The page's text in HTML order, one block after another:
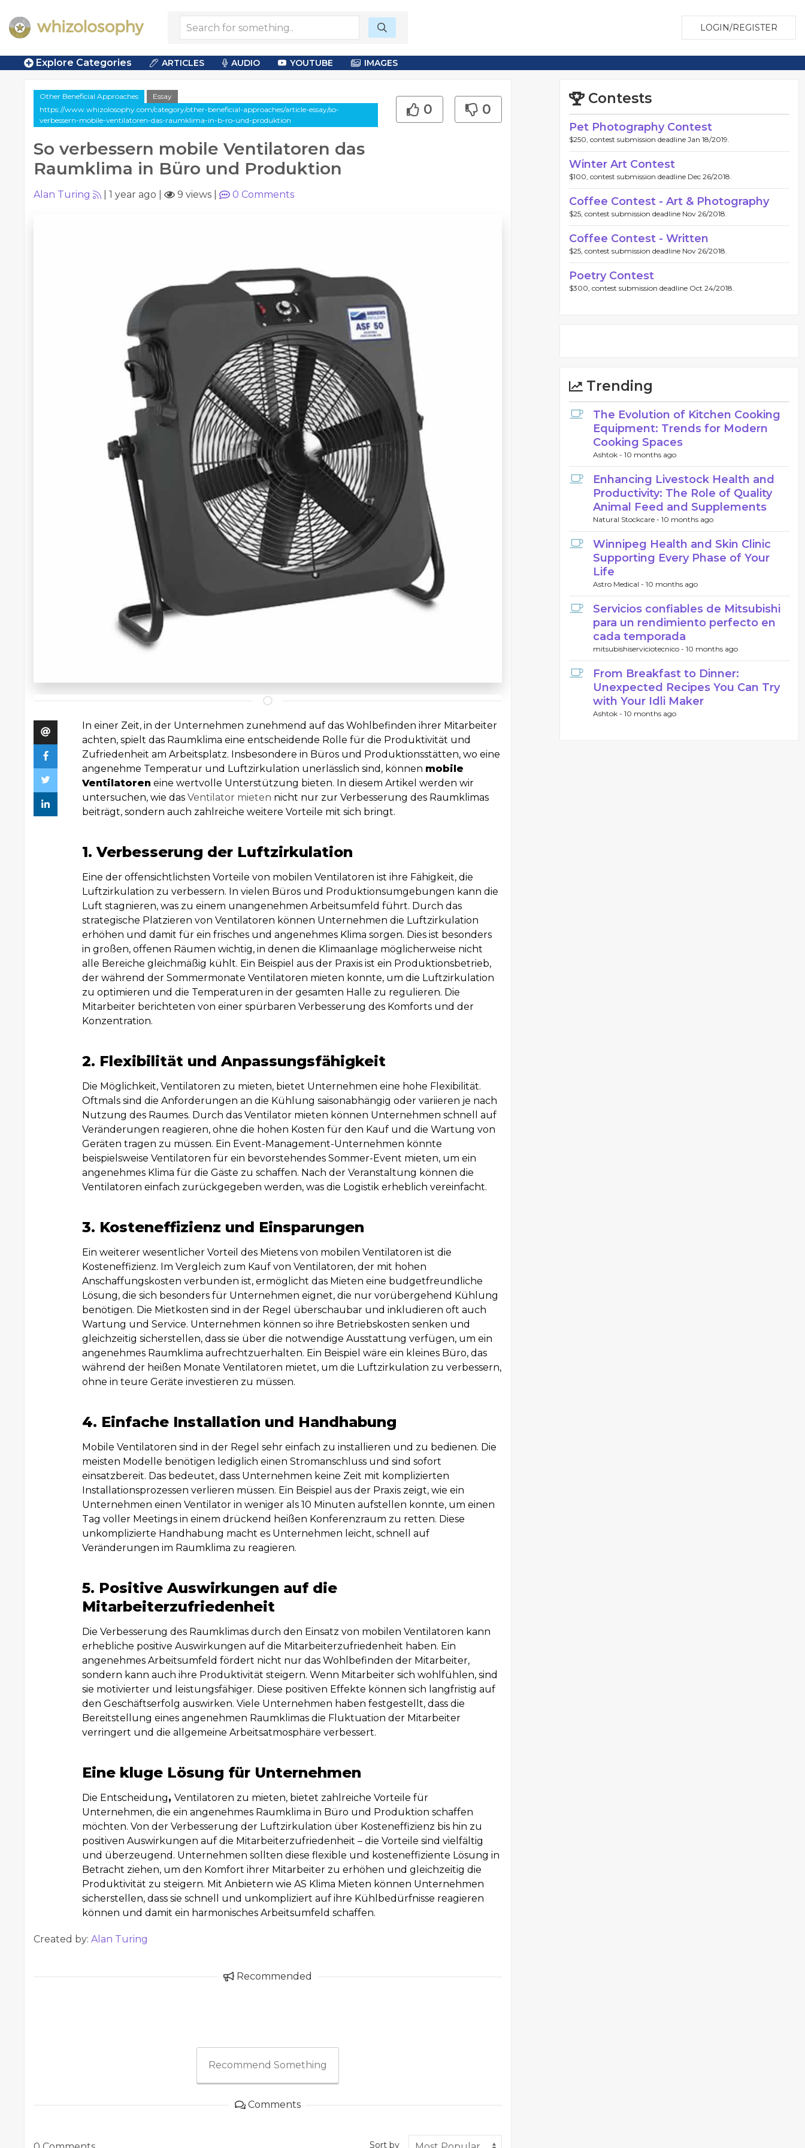
LOGIN/REGISTER
Explore Categories ARTICLES AUDIO YOUTUBE IMAGES
Other Beneficial Approaches
Essay
https://www.whizolosophy.com/category/other-beneficial-approaches/article-essay/so-
verbessern-mobile-ventilatoren-das-raumklima-in-b-ro-und-produktion
So verbessern mobile Ventilatoren das
Raumklima in Büro und Produktion
0 0
Alan Turing 1 year ago 9 views 0 Comments
In einer Zeit, in der Unternehmen zunehmend auf das Wohlbefinden ihrer Mitarbeiter
achten, spielt das Raumklima eine entscheidende Rolle für die Produktivität und
Zufriedenheit am Arbeitsplatz. Insbesondere in Büros und Produktionsstätten, wo eine
angenehme Temperatur und Luftzirkulation unerlässlich sind, können mobile
Ventilatoren eine wertvolle Unterstützung bieten. In diesem Artikel werden wir
untersuchen, wie das Ventilator mieten nicht nur zur Verbesserung des Raumklimas
beiträgt, sondern auch zahlreiche weitere Vorteile mit sich bringt.
1. Verbesserung der Luftzirkulation
Eine der offensichtlichsten Vorteile von mobilen Ventilatoren ist ihre Fähigkeit, die
Luftzirkulation zu verbessern. In vielen Büros und Produktionsumgebungen kann die
Luft stagnieren, was zu einem unangenehmen Arbeitsumfeld führt. Durch das
strategische Platzieren von Ventilatoren können Unternehmen die Luftzirkulation
erhöhen und damit für ein frisches und angenehmes Klima sorgen. Dies ist besonders
in großen, offenen Räumen wichtig, in denen die Klimaanlage möglicherweise nicht
alle Bereiche gleichmäßig kühlt. Ein Beispiel aus der Praxis ist ein Produktionsbetrieb,
der während der Sommermonate Ventilatoren mieten konnte, um die Luftzirkulation
zu optimieren und die Temperaturen in der gesamten Halle zu regulieren. Die
Mitarbeiter berichteten von einer spürbaren Verbesserung des Komforts und der
Konzentration.
2. Flexibilität und Anpassungsfähigkeit
Die Möglichkeit, Ventilatoren zu mieten, bietet Unternehmen eine hohe Flexibilität.
Oftmals sind die Anforderungen an die Kühlung saisonabhängig oder variieren je nach
Nutzung des Raumes. Durch das Ventilator mieten können Unternehmen schnell auf
Veränderungen reagieren, ohne die hohen Kosten für den Kauf und die Wartung von
Geräten tragen zu müssen. Ein Event-Management-Unternehmen könnte
beispielsweise Ventilatoren für ein bevorstehendes Sommer-Event mieten, um ein
angenehmes Klima für die Gäste zu schaffen. Nach der Veranstaltung können die
Ventilatoren einfach zurückgegeben werden, was die Logistik erheblich vereinfacht.
3. Kosteneffizienz und Einsparungen
Ein weiterer wesentlicher Vorteil des Mietens von mobilen Ventilatoren ist die
Kosteneffizienz. Im Vergleich zum Kauf von Ventilatoren, der mit hohen
Anschaffungskosten verbunden ist, ermöglicht das Mieten eine budgetfreundliche
Lösung, die sich besonders für Unternehmen eignet, die nur vorübergehend Kühlung
benötigen. Die Mietkosten sind in der Regel überschaubar und inkludieren oft auch
Wartung und Service. Unternehmen können so ihre Betriebskosten senken und
gleichzeitig sicherstellen, dass sie über die notwendige Ausstattung verfügen, um ein
angenehmes Raumklima aufrechtzuerhalten. Ein Beispiel wäre ein kleines Büro, das
während der heißen Monate Ventilatoren mietet, um die Luftzirkulation zu verbessern,
ohne in teure Geräte investieren zu müssen.
4. Einfache Installation und Handhabung
Mobile Ventilatoren sind in der Regel sehr einfach zu installieren und zu bedienen. Die
meisten Modelle benötigen lediglich einen Stromanschluss und sind sofort
einsatzbereit. Das bedeutet, dass Unternehmen keine Zeit mit komplizierten
Installationsprozessen verlieren müssen. Ein Beispiel aus der Praxis zeigt, wie ein
Unternehmen einen Ventilator in weniger als 10 Minuten aufstellen konnte, um einen
Tag voller Meetings in einem drückend heißen Konferenzraum zu retten. Diese
unkomplizierte Handhabung macht es Unternehmen leicht, schnell auf
Veränderungen im Raumklima zu reagieren.
5. Positive Auswirkungen auf die
Mitarbeiterzufriedenheit
Die Verbesserung des Raumklimas durch den Einsatz von mobilen Ventilatoren kann
erhebliche positive Auswirkungen auf die Mitarbeiterzufriedenheit haben. Ein
angenehmes Arbeitsumfeld fördert nicht nur das Wohlbefinden der Mitarbeiter,
sondern kann auch ihre Produktivität steigern. Wenn Mitarbeiter sich wohlfühlen, sind
sie motivierter und leistungsfähiger. Diese positiven Effekte können sich langfristig auf
den Geschäftserfolg auswirken. Viele Unternehmen haben festgestellt, dass die
Bereitstellung eines angenehmen Raumklimas die Fluktuation der Mitarbeiter
verringert und die allgemeine Arbeitsatmosphäre verbessert.
Eine kluge Lösung für Unternehmen
Die Entscheidung, Ventilatoren zu mieten, bietet zahlreiche Vorteile für
Unternehmen, die ein angenehmes Raumklima in Büro und Produktion schaffen
möchten. Von der Verbesserung der Luftzirkulation über Kosteneffizienz bis hin zu
positiven Auswirkungen auf die Mitarbeiterzufriedenheit – die Vorteile sind vielfältig
und überzeugend. Unternehmen sollten diese flexible und kosteneffiziente Lösung in
Betracht ziehen, um den Komfort ihrer Mitarbeiter zu erhöhen und gleichzeitig die
Produktivität zu steigern. Mit Anbietern wie AS Klima Mieten können Unternehmen
sicherstellen, dass sie schnell und unkompliziert auf ihre Kühlbedürfnisse reagieren
können und damit ein harmonisches Arbeitsumfeld schaffen.
Created by: Alan Turing
Recommended
Recommend Something
Comments
Sort by
Contests
Pet Photography Contest
$250, contest submission deadline Jan 18/2019.
Winter Art Contest
$100, contest submission deadline Dec 26/2018.
Coffee Contest - Art & Photography
$25, contest submission deadline Nov 26/2018.
Coffee Contest - Written
$25, contest submission deadline Nov 26/2018.
Poetry Contest
$300, contest submission deadline Oct 24/2018.
Trending
The Evolution of Kitchen Cooking
Equipment: Trends for Modern
Cooking Spaces
Ashtok - 10 months ago
Enhancing Livestock Health and
Productivity: The Role of Quality
Animal Feed and Supplements
Natural Stockcare - 10 months ago
Winnipeg Health and Skin Clinic
Supporting Every Phase of Your
Life
Astro Medical - 10 months ago
Servicios confiables de Mitsubishi
para un rendimiento perfecto en
cada temporada
mitsubishiserviciotecnico - 10 months ago
From Breakfast to Dinner:
Unexpected Recipes You Can Try
with Your Idli Maker
Ashtok - 10 months ago